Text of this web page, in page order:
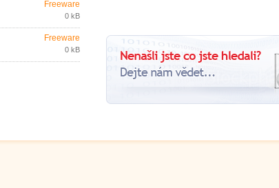
Freeware
0 kB
Freeware
0 kB